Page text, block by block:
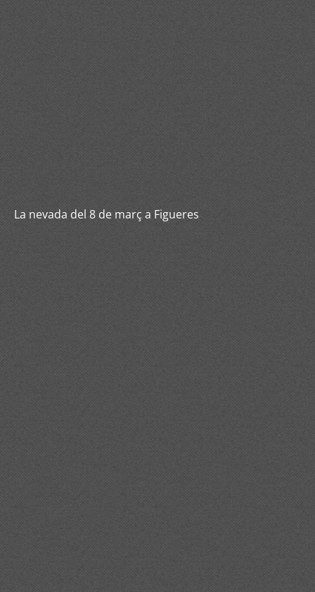
La nevada del 8 de març a Figueres